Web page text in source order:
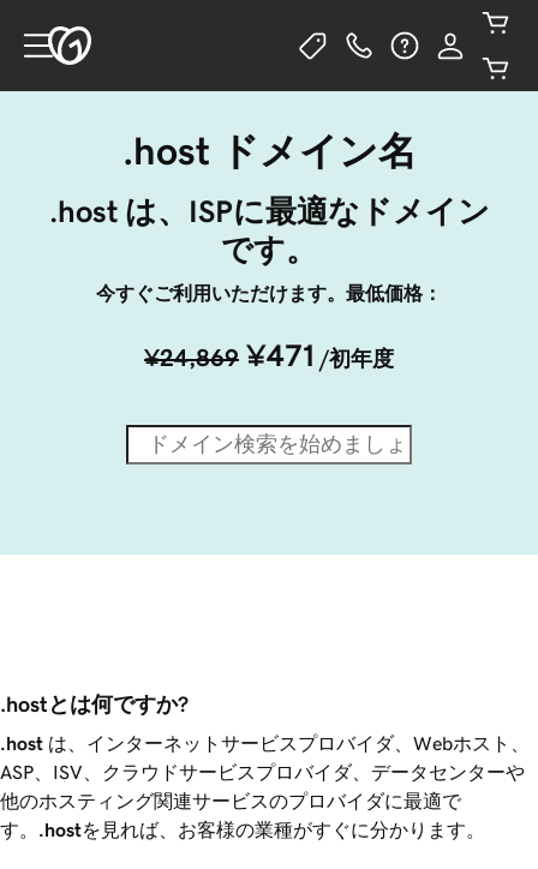
.host ドメイン名
.host は、ISPに最適なドメイン
です。
今すぐご利用いただけます。最低価格：
¥24,869 ¥471 /初年度
.hostとは何ですか?
.host は、インターネットサービスプロバイダ、Webホスト、
ASP、ISV、クラウドサービスプロバイダ、データセンターや
他のホスティング関連サービスのプロバイダに最適で
す。
.hostを見れば、お客様の業種がすぐに分かります。